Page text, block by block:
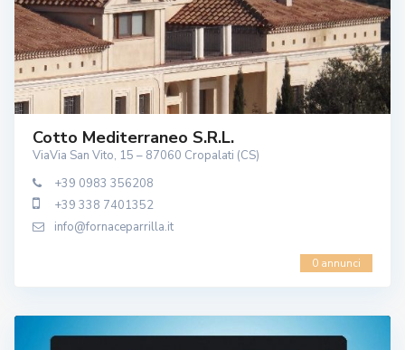
Cotto Mediterraneo S.r.l.
ViaVia San Vito, 15 – 87060 Cropalati (CS)
+39 0983 356208
+39 338 7401352
info@fornaceparrilla.it
0 annunci